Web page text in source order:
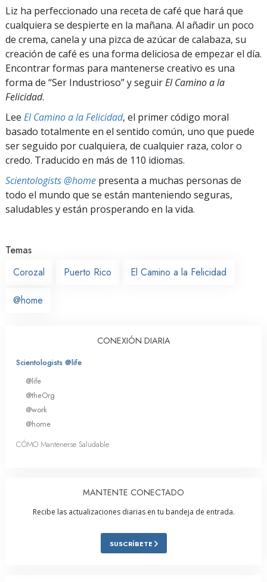
Liz ha perfeccionado una receta de café que hará que
cualquiera se despierte en la mañana. Al añadir un poco
de crema, canela y una pizca de azúcar de calabaza, su
creación de café es una forma deliciosa de empezar el día.
Encontrar formas para mantenerse creativo es una
forma de “Ser Industrioso” y seguirEl Camino a la
Felicidad.
Lee El Camino a la Felicidad, el primer código moral
basado totalmente en el sentido común, uno que puede
ser seguido por cualquiera, de cualquier raza, color o
credo. Traducido en más de 110 idiomas.
Scientologists @home presenta a muchas personas de
todo el mundo que se están manteniendo seguras,
saludables y están prosperando en la vida.
Temas
Corozal
Puerto Rico El Camino a la Felicidad
@home
CONEXIÓN DIARIA
Scientologists @life
@life
@theOrg
@work
@home
CÓMO Mantenerse Saludable
MANTENTE CONECTADO
Recibe las actualizaciones diarias en tu bandeja de entrada.
SUSCRÍBETE